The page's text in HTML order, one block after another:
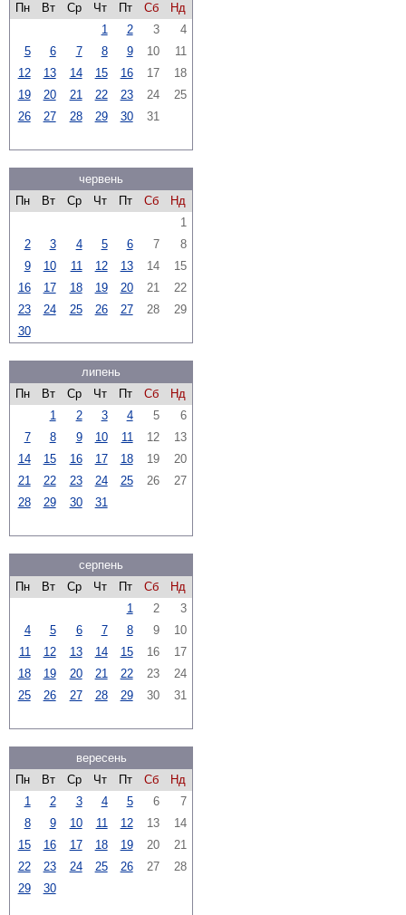
Пн
Вт Ср Чт Пт Сб
Нд
1
2 3
4
5
6 7 8 9 10
11
12
13 14 15 16 17
18
19
20 21 22 23 24
25
26
27 28 29 30 31
червень
Пн
Вт Ср Чт Пт Сб
Нд
1
2
3 4 5 6 7
8
9
10 11 12 13 14
15
16
17 18 19 20 21
22
23
24 25 26 27 28
29
30
липень
Пн
Вт Ср Чт Пт Сб
Нд
1
2 3 4 5
6
7
8 9 10 11 12
13
14
15 16 17 18 19
20
21
22 23 24 25 26
27
28
29 30 31
серпень
Пн
Вт Ср Чт Пт Сб
Нд
1
2
3
4
5 6 7 8 9
10
11
12 13 14 15 16
17
18
19 20 21 22 23
24
25
26 27 28 29 30 31
вересень
Пн
Вт Ср Чт Пт Сб
Нд
1
2 3 4 5 6
7
8
9 10 11 12 13
14
15
16 17 18 19 20
21
22
23 24 25 26 27
28
29
30